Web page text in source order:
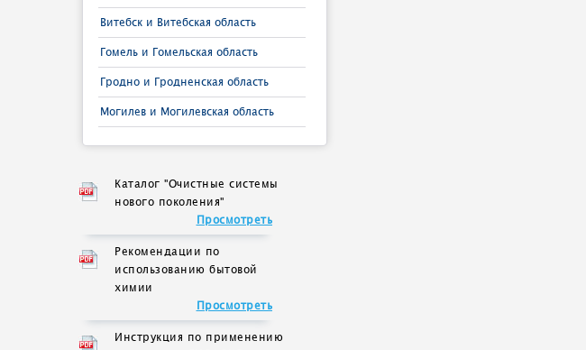
Витебск и Витебская область
Гомель и Гомельская область
Гродно и Гродненская область
Могилев и Могилевская область
Каталог "Очистные системы
нового поколения"
Просмотреть
Рекомендации по
использованию бытовой
химии
Просмотреть
Инструкция по применению